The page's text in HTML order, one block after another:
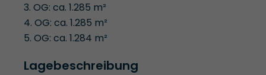
3. OG: ca. 1.285 m²
4. OG: ca. 1.285 m²
5. OG: ca. 1.284 m²
Lagebeschreibung